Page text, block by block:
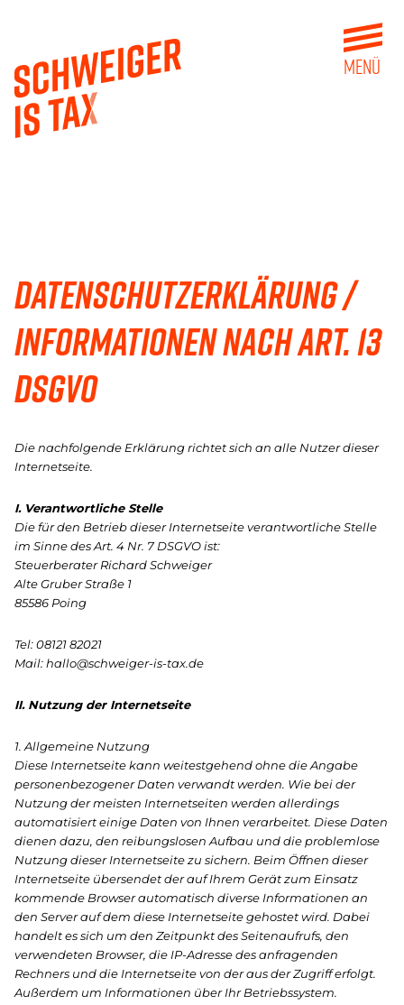
MENÜ
Datenschutzerklärung /
Informationen nach Art. 13
DSGVO
Die nachfolgende Erklärung richtet sich an alle Nutzer dieser
Internetseite.
I. Verantwortliche Stelle
Die für den Betrieb dieser Internetseite verantwortliche Stelle
im Sinne des Art. 4 Nr. 7 DSGVO ist:
Steuerberater Richard Schweiger
Alte Gruber Straße 1
85586 Poing
Tel: 08121 82021
Mail: hallo@schweiger-is-tax.de
II. Nutzung der Internetseite
1. Allgemeine Nutzung
Diese Internetseite kann weitestgehend ohne die Angabe
personenbezogener Daten verwandt werden. Wie bei der
Nutzung der meisten Internetseiten werden allerdings
automatisiert einige Daten von Ihnen verarbeitet. Diese Daten
dienen dazu, den reibungslosen Aufbau und die problemlose
Nutzung dieser Internetseite zu sichern. Beim Öffnen dieser
Internetseite übersendet der auf Ihrem Gerät zum Einsatz
kommende Browser automatisch diverse Informationen an
den Server auf dem diese Internetseite gehostet wird. Dabei
handelt es sich um den Zeitpunkt des Seitenaufrufs, den
verwendeten Browser, die IP-Adresse des anfragenden
Rechners und die Internetseite von der aus der Zugriff erfolgt.
Außerdem um Informationen über Ihr Betriebssystem.